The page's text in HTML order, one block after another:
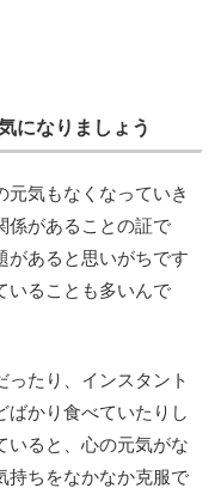
になりましょう
気もなくなっていき
係があることの証で
があると思いがちです
いることも多いんで
ったり、インスタント
ばかり食べていたりし
いると、心の元気がな
持ちをなかなか克服で